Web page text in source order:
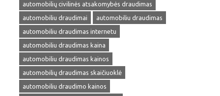
automobilių civilinės atsakomybės draudimas
automobiliu draudimai
automobiliu draudimas
automobiliu draudimas internetu
automobiliu draudimas kaina
automobiliu draudimas kainos
automobilių draudimas skaičiuoklė
automobiliu draudimo kainos